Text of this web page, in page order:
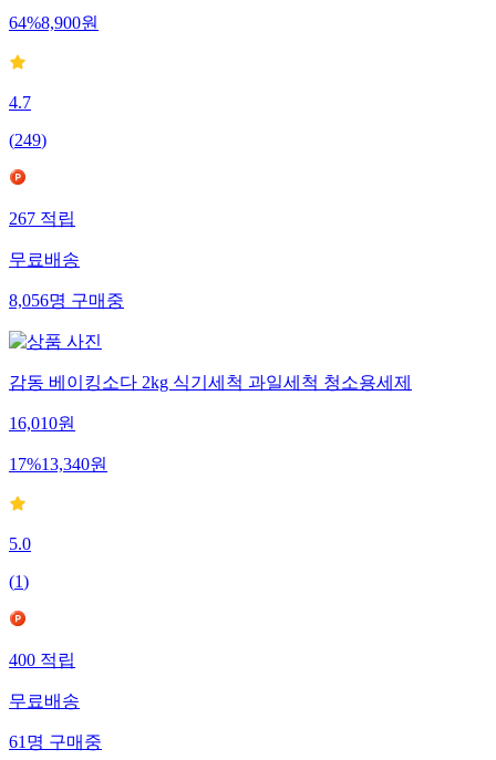
64%8,900원
4.7
(249)
267적립
무료배송
8,056명구매중
감동 베이킹소다 2kg 식기세척 과일세척 청소용세제
16,010원
17%13,340원
5.0
(1)
400적립
무료배송
61명구매중